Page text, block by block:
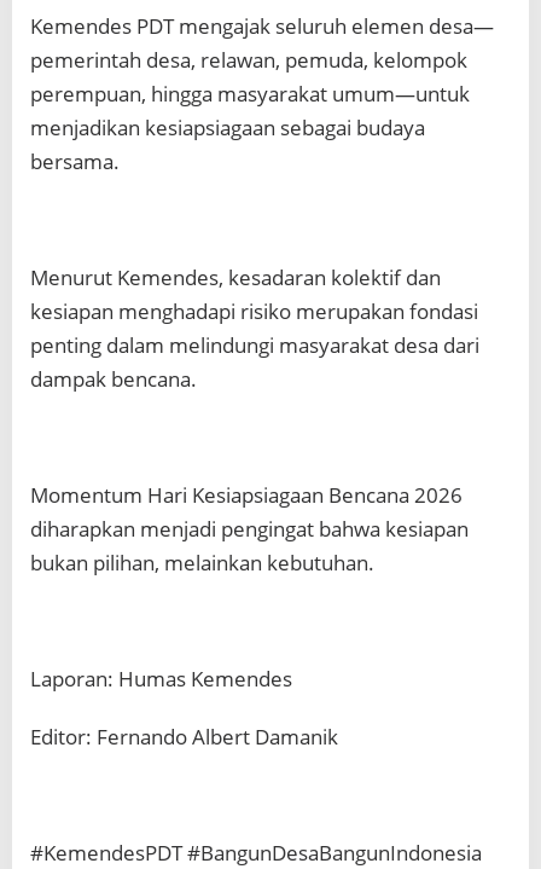
Kemendes PDT mengajak seluruh elemen desa—
pemerintah desa, relawan, pemuda, kelompok
perempuan, hingga masyarakat umum—untuk
menjadikan kesiapsiagaan sebagai budaya
bersama.
Menurut Kemendes, kesadaran kolektif dan
kesiapan menghadapi risiko merupakan fondasi
penting dalam melindungi masyarakat desa dari
dampak bencana.
Momentum Hari Kesiapsiagaan Bencana 2026
diharapkan menjadi pengingat bahwa kesiapan
bukan pilihan, melainkan kebutuhan.
Laporan: Humas Kemendes
Editor: Fernando Albert Damanik
#KemendesPDT #BangunDesaBangunIndonesia